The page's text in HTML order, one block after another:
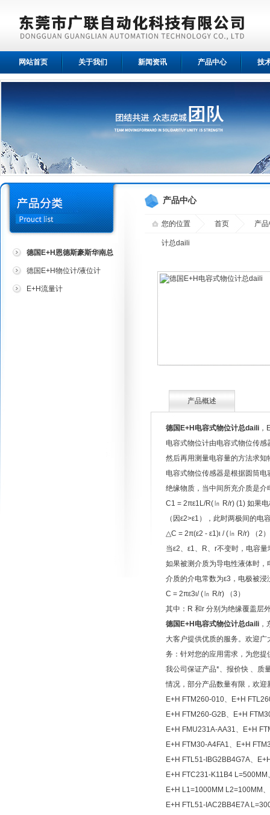
网站首页 关于我们 新闻资讯 产品中心 技
德国E+H恩德斯豪斯华南总
代理
德国E+H物位计/液位计
E+H流量计
产品中心
您的位置 首页 产
计总daili
产品概述
德国E+H电容式物位计总daili
电容式物位计由电容式物位传
然后再用测量电容量的方法求知
电容式物位传感器是根据圆筒
绝缘物质，当中间所充介质是
C1 = 2πε1L/R(㏑ R/r) (1) 如果
（因ε2>ε1），此时两极间的
△C = 2π(ε2 - ε1)ι / (㏑ R/r) （2）
当ε2、ε1、R、r不变时，电容
如果被测介质为导电性液体时
介质的介电常数为ε3，电极被
C = 2πε3ι/ (㏑ R/r) （3）
其中：R 和r 分别为绝缘覆盖层
德国E+H电容式物位计总daili
大客户提供优质的服务。欢迎
务：针对您的应用需求，为您
我公司保证产品*、报价快 、质
情况，部分产品数量有限，欢
E+H FTM260-010、E+H
E+H FTM260-G2B、E+H
E+H FMU231A-AA31、E+H
E+H FTM30-A4FA1、E+H
E+H FTL51-IBG2BB4G7A、
E+H FTC231-K11B4
E+H L1=1000MM L2=100MM
E+H FTL51-IAC2BB4E7A